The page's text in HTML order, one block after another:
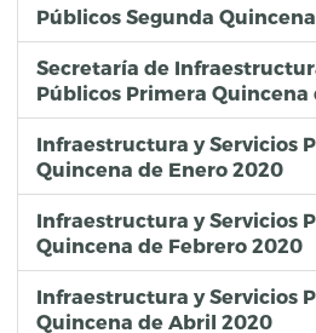
Públicos Segunda
Secretaría de
Públicos Primera Quincena
Infraestructura y Servicios
Quincena de Enero 2020
Infraestructura y Servicios
Quincena de Febrero 2020
Infraestructura y Servicios
Quincena de Abril 2020